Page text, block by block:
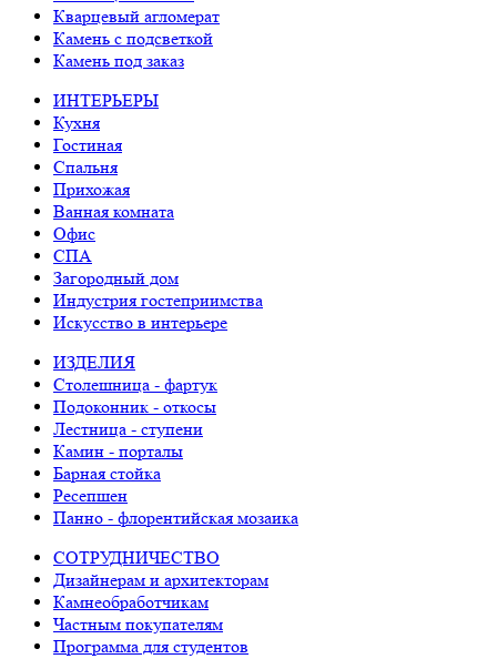
Кварцевый агломерат
Камень с подсветкой
Камень под заказ
ИНТЕРЬЕРЫ
Кухня
Гостиная
Спальня
Прихожая
Ванная комната
Офис
СПА
Загородный дом
Индустрия гостеприимства
Искусство в интерьере
ИЗДЕЛИЯ
Столешница - фартук
Подоконник - откосы
Лестница - ступени
Камин - порталы
Барная стойка
Ресепшен
Панно - флорентийская мозаика
СОТРУДНИЧЕСТВО
Дизайнерам и архитекторам
Камнеобработчикам
Частным покупателям
Программа для студентов